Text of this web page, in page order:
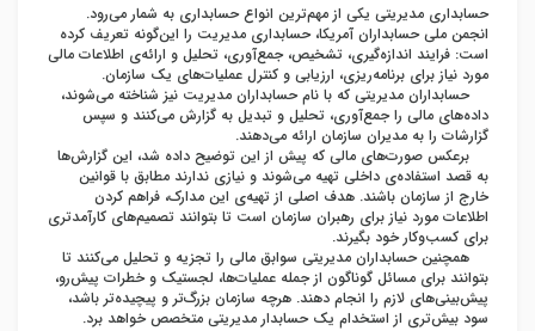
حسابداری مدیریتی یکی از مهم‌ترین انواع حسابداری به شمار می‌رود.
انجمن ملی حسابداران آمریکا، حسابداری مدیریت را این‌گونه تعریف کرده
است: فرایند اندازه‌گیری، تشخیص، جمع‌آوری، تحلیل و ارائه‌ی اطلاعات مالی
مورد نیاز برای برنامه‌ریزی، ارزیابی و کنترل عملیات‌های یک سازمان.
حسابداران مدیریتی که با نام حسابداران مدیریت نیز شناخته می‌شوند،
داده‌های مالی را جمع‌آوری، تحلیل و تبدیل به گزارش می‌کنند و سپس
گزارشات را به مدیران سازمان ارائه می‌دهند.
برعکس صورت‌های مالی که پیش از این توضیح داده شد، این گزارش‌ها
به قصد استفاده‌ی داخلی تهیه می‌شوند و نیازی ندارند مطابق با قوانین
خارج از سازمان باشند. هدف اصلی از تهیه‌ی این مدارک، فراهم کردن
اطلاعات مورد نیاز برای رهبران سازمان است تا بتوانند تصمیم‌های کارآمدتری
برای کسب‌وکار خود بگیرند.
همچنین حسابداران مدیریتی سوابق مالی را تجزیه و تحلیل می‌کنند تا
بتوانند برای مسائل گوناگون از جمله عملیات‌ها، لجستیک و خطرات پیش‌رو،
پیش‌بینی‌های لازم را انجام دهند. هرچه سازمان بزرگ‌تر و پیچیده‌تر باشد،
سود بیش‌تری از استخدام یک حسابدار مدیریتی متخصص خواهد برد.